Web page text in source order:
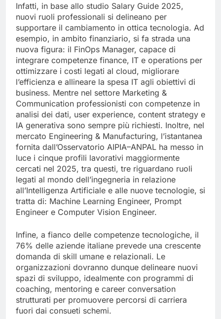
Infatti, in base allo studio Salary Guide 2025,
nuovi ruoli professionali si delineano per
supportare il cambiamento in ottica tecnologia. Ad
esempio, in ambito finanziario, si fa strada una
nuova figura: il FinOps Manager, capace di
integrare competenze finance, IT e operations per
ottimizzare i costi legati al cloud, migliorare
l’efficienza e allineare la spesa IT agli obiettivi di
business. Mentre nel settore Marketing &
Communication professionisti con competenze in
analisi dei dati, user experience, content strategy e
IA generativa sono sempre più richiesti. Inoltre, nel
mercato Engineering & Manufacturing, l’istantanea
fornita dall’Osservatorio AIPIA–ANPAL ha messo in
luce i cinque profili lavorativi maggiormente
cercati nel 2025, tra questi, tre riguardano ruoli
legati al mondo dell’ingegneria in relazione
all’Intelligenza Artificiale e alle nuove tecnologie, si
tratta di: Machine Learning Engineer, Prompt
Engineer e Computer Vision Engineer.
Infine, a fianco delle competenze tecnologiche, il
76% delle aziende italiane prevede una crescente
domanda di skill umane e relazionali. Le
organizzazioni dovranno dunque delineare nuovi
spazi di sviluppo, idealmente con programmi di
coaching, mentoring e career conversation
strutturati per promuovere percorsi di carriera
fuori dai consueti schemi.